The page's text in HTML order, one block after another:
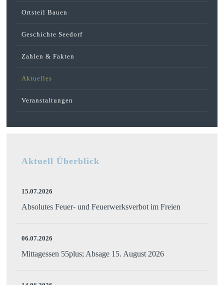
Ortsteil Bauen
Geschichte Seedorf
Zahlen & Fakten
Aktuelles
Veranstaltungen
Aktuell Überblick
15.07.2026
Absolutes Feuer- und Feuerwerksverbot im Freien
06.07.2026
Mittagessen 55plus; Absage 15. August 2026